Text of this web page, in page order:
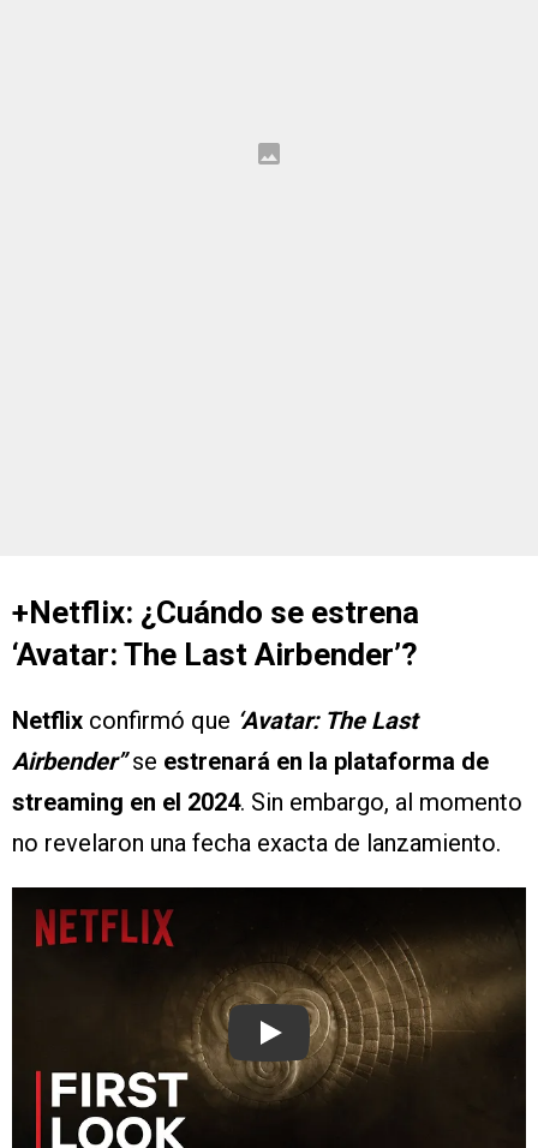
+Netflix: ¿Cuándo se estrena
‘Avatar: The Last Airbender’?
Netflix confirmó que ‘Avatar: The Last
Airbender”se estrenará en la plataforma de
streaming en el 2024. Sin embargo, al momento
no revelaron una fecha exacta de lanzamiento.
Play